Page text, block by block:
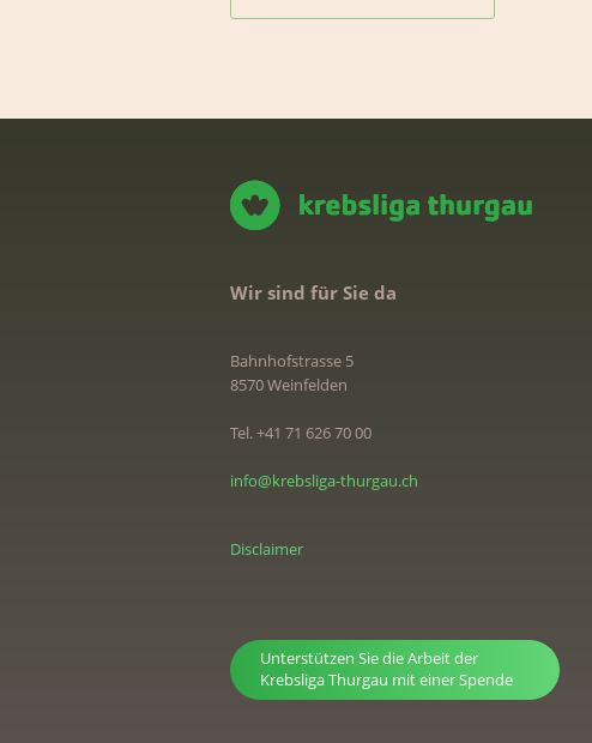
Wir sind für Sie da
Bahnhofstrasse 5
8570 Weinfelden
Tel. +41 71 626 70 00
info@krebsliga-thurgau.ch
Disclaimer
Unterstützen Sie die Arbeit der
Krebsliga Thurgau mit einer Spende